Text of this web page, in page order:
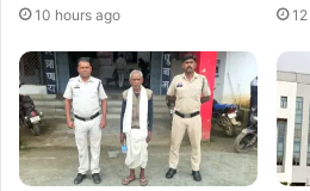
10 hours ago